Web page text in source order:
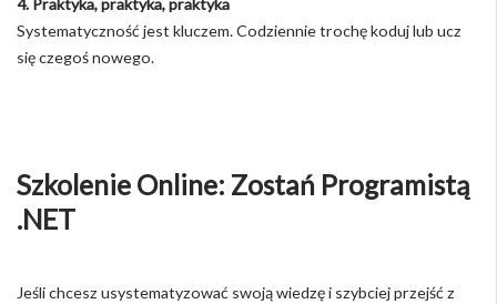
4. Praktyka, praktyka, praktyka
Systematyczność jest kluczem. Codziennie trochę koduj lub ucz
się czegoś nowego.
Szkolenie Online: Zostań Programistą
.NET
Jeśli chcesz usystematyzować swoją wiedzę i szybciej przejść z